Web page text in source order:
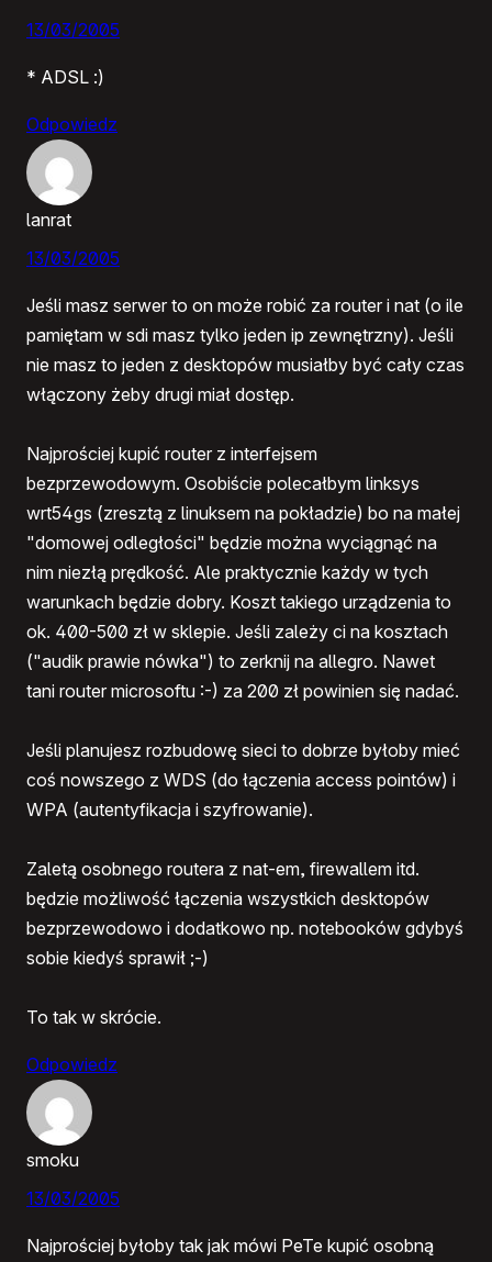
13/03/2005
* ADSL :)
Odpowiedz
lanrat
13/03/2005
Jeśli masz serwer to on może robić za router i nat (o ile
pamiętam w sdi masz tylko jeden ip zewnętrzny). Jeśli
nie masz to jeden z desktopów musiałby być cały czas
włączony żeby drugi miał dostęp.
Najprościej kupić router z interfejsem
bezprzewodowym. Osobiście polecałbym linksys
wrt54gs (zresztą z linuksem na pokładzie) bo na małej
"domowej odległości" będzie można wyciągnąć na
nim niezłą prędkość. Ale praktycznie każdy w tych
warunkach będzie dobry. Koszt takiego urządzenia to
ok. 400-500 zł w sklepie. Jeśli zależy ci na kosztach
("audik prawie nówka") to zerknij na allegro. Nawet
tani router microsoftu :-) za 200 zł powinien się nadać.
Jeśli planujesz rozbudowę sieci to dobrze byłoby mieć
coś nowszego z WDS (do łączenia access pointów) i
WPA (autentyfikacja i szyfrowanie).
Zaletą osobnego routera z nat-em, firewallem itd.
będzie możliwość łączenia wszystkich desktopów
bezprzewodowo i dodatkowo np. notebooków gdybyś
sobie kiedyś sprawił ;-)
To tak w skrócie.
Odpowiedz
smoku
13/03/2005
Najprościej byłoby tak jak mówi PeTe kupić osobną